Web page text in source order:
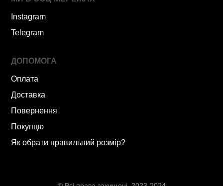
Instagram
Telegram
ДОПОМОГА
Оплата
Доставка
Повернення
Покупцю
Як обрати правильний розмір?